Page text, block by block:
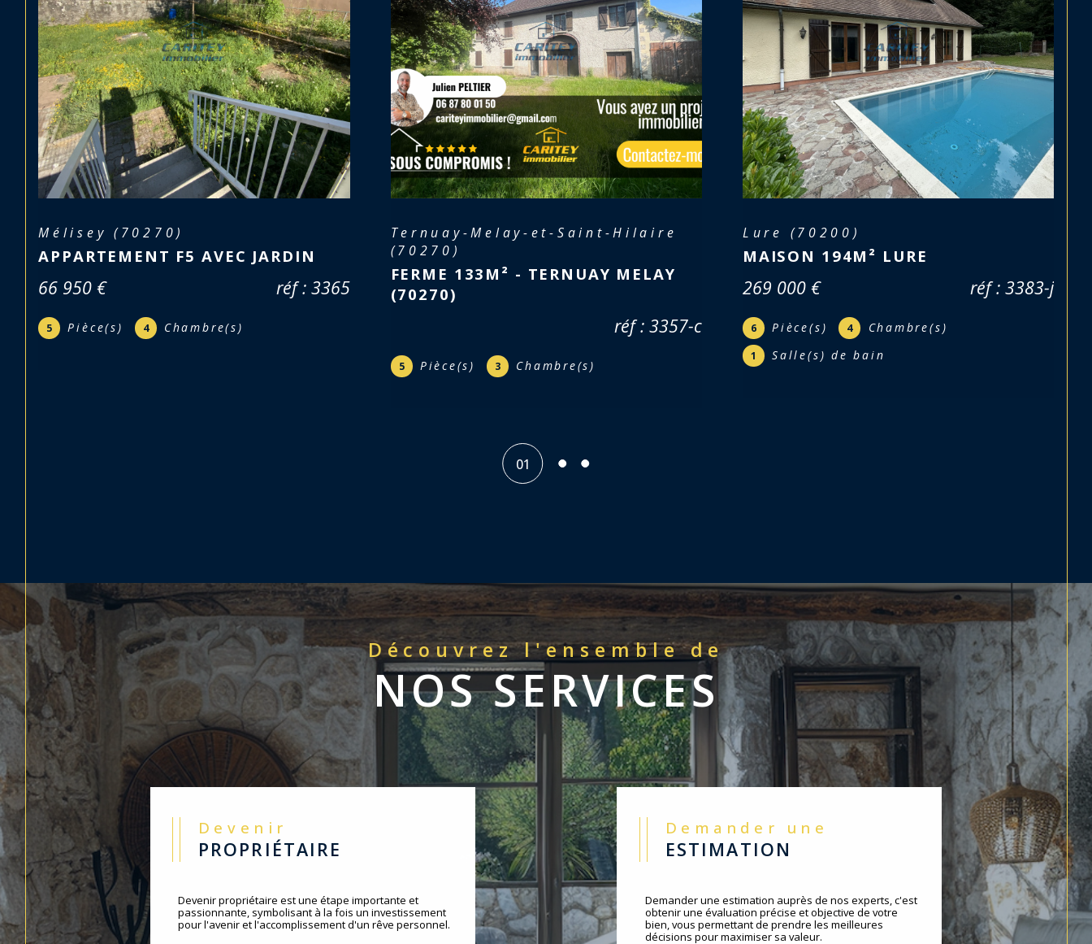
Roye (70200)
MAISON 305M² ROYE
253 000 € réf : 3396-t
10 Pièce(s) 7 Chambre(s)
Luxeuil-les-Bains (70300)
MAISON À RÉNOVER - LUXEUIL LES
BAINS (70300)
25 000 €
Magny-Vernois (70200)
TERRAIN À BÂTIR 430 M2
35 000 € réf : 3418
02
Découvrez l'ensemble de
NOS SERVICES
Devenir
PROPRIÉTAIRE
passionnante, symbolisant à la fois un investissement
pour l'avenir et l'accomplissement d'un rêve personnel.
Demander une
ESTIMATION
obtenir une évaluation précise et objective de votre
bien, vous permettant de prendre les meilleures
décisions pour maximiser sa valeur.